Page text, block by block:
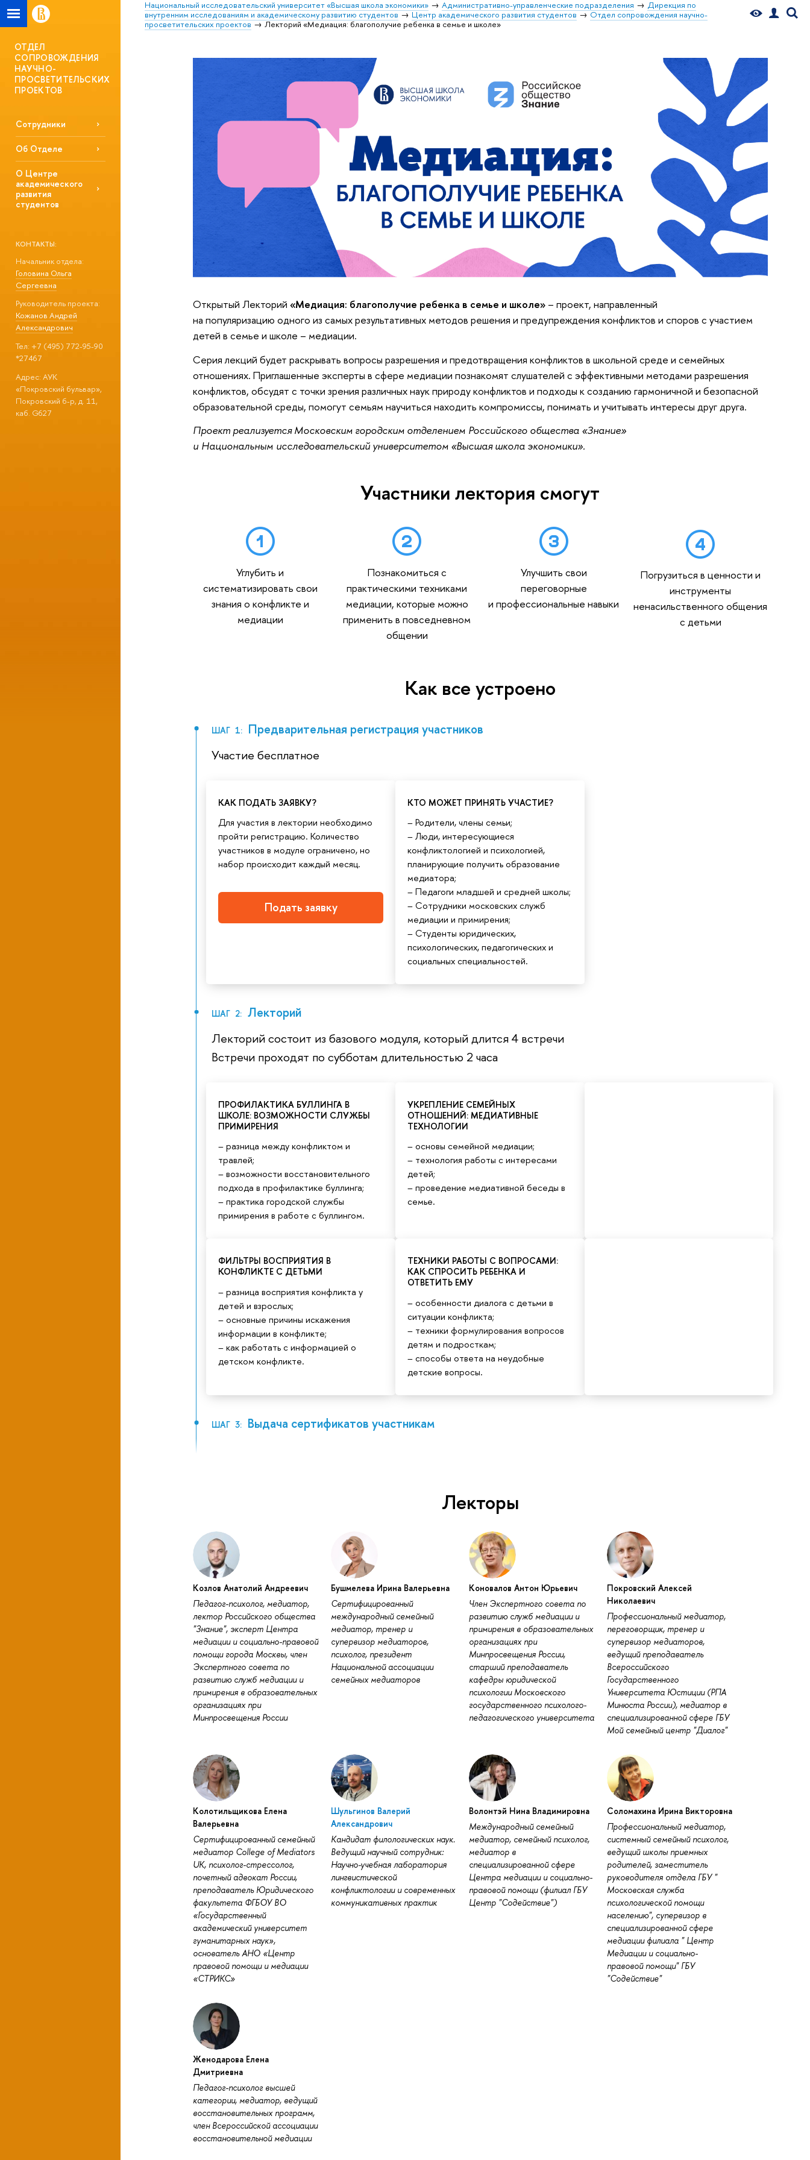
Национальный исследовательский университет «Высшая школа экономики» Административно-управленческие подразделения
Дирекция по
внутренним исследованиям и академическому развитию студентов
Центр академического развития студентов
Отдел сопровождения научно-
просветительских проектов
Лекторий «Медиация: благополучие ребенка в семье и школе»
ОТДЕЛ
СОПРОВОЖДЕНИЯ
НАУЧНО-
ПРОСВЕТИТЕЛЬСКИХ
ПРОЕКТОВ
Сотрудники
Об Отделе
О Центре
академического
развития
студентов
КОНТАКТЫ:
Начальник отдела:
Головина Ольга
Сергеевна
Руководитель проекта:
Кожанов Андрей
Александрович
Тел: +7 (495) 772-95-90
*27467
Адрес: АУК
«Покровский бульвар»,
Покровский б-р, д. 11,
каб. G627
Открытый Лекторий «Медиация: благополучие ребенка в семье и школе» – проект, направленный
на популяризацию одного из самых результативных методов решения и предупреждения конфликтов и споров с участием
детей в семье и школе – медиации.
Серия лекций будет раскрывать вопросы разрешения и предотвращения конфликтов в школьной среде и семейных
отношениях. Приглашенные эксперты в сфере медиации познакомят слушателей с эффективными методами разрешения
конфликтов, обсудят с точки зрения различных наук природу конфликтов и подходы к созданию гармоничной и безопасной
образовательной среды, помогут семьям научиться находить компромиссы, понимать и учитывать интересы друг друга.
Проект реализуется Московским городским отделением Российского общества «Знание»
и Национальным исследовательский университетом «Высшая школа экономики».
Участники лектория смогут
Углубить и
систематизировать свои
знания о конфликте и
медиации
Познакомиться с
практическими техниками
медиации, которые можно
применить в повседневном
общении
Улучшить свои
переговорные
и профессиональные навыки
Погрузиться в ценности и
инструменты
ненасильственного общения
с детьми
Как все устроено
ШАГ 1: Предварительная регистрация участников
Участие бесплатное
КАК ПОДАТЬ ЗАЯВКУ?
Для участия в лектории необходимо
пройти регистрацию. Количество
участников в модуле ограничено, но
набор происходит каждый месяц.
Подать заявку
КТО МОЖЕТ ПРИНЯТЬ УЧАСТИЕ?
– Родители, члены семьи;
– Люди, интересующиеся
конфликтологией и психологией,
планирующие получить образование
медиатора;
– Педагоги младшей и средней школы;
– Сотрудники московских служб
медиации и примирения;
– Студенты юридических,
психологических, педагогических и
социальных специальностей.
ШАГ 2: Лекторий
Лекторий состоит из базового модуля, который длится 4 встречи
Встречи проходят по субботам длительностью 2 часа
ПРОФИЛАКТИКА БУЛЛИНГА В
ШКОЛЕ: ВОЗМОЖНОСТИ СЛУЖБЫ
ПРИМИРЕНИЯ
– разница между конфликтом и
травлей;
– возможности восстановительного
подхода в профилактике буллинга;
– практика городской службы
примирения в работе с буллингом.
УКРЕПЛЕНИЕ СЕМЕЙНЫХ
ОТНОШЕНИЙ: МЕДИАТИВНЫЕ
ТЕХНОЛОГИИ
– основы семейной медиации;
– технология работы с интересами
детей;
– проведение медиативной беседы в
семье.
ФИЛЬТРЫ ВОСПРИЯТИЯ В
КОНФЛИКТЕ С ДЕТЬМИ
– разница восприятия конфликта у
детей и взрослых;
– основные причины искажения
информации в конфликте;
– как работать с информацией о
детском конфликте.
ТЕХНИКИ РАБОТЫ С ВОПРОСАМИ:
КАК СПРОСИТЬ РЕБЕНКА И
ОТВЕТИТЬ ЕМУ
– особенности диалога с детьми в
ситуации конфликта;
– техники формулирования вопросов
детям и подросткам;
– способы ответа на неудобные
детские вопросы.
ШАГ 3: Выдача сертификатов участникам
Лекторы
Козлов Анатолий Андреевич
Педагог-психолог, медиатор,
лектор Российского общества
"Знание", эксперт Центра
медиации и социально-правовой
помощи города Москвы, член
Экспертного совета по
развитию служб медиации и
примирения в образовательных
организациях при
Минпросвещения России
Бушмелева Ирина Валерьевна
Сертифицированный
международный семейный
медиатор, тренер и
супервизор медиаторов,
психолог, президент
Национальной ассоциации
семейных медиаторов
Коновалов Антон Юрьевич
Член Экспертного совета по
развитию служб медиации и
примирения в образовательных
организациях при
Минпросвещения России,
старший преподаватель
кафедры юридической
психологии Московского
государственного психолого-
педагогического университета
Покровский Алексей
Николаевич
Профессиональный медиатор,
переговорщик, тренер и
супервизор медиаторов,
ведущий преподаватель
Всероссийского
Государственного
Университета Юстиции (РПА
Минюста России), медиатор в
специализированной сфере ГБУ
Мой семейный центр "Диалог"
Колотильщикова Елена
Валерьевна
Сертифицированный семейный
медиатор College of Mediators
UK, психолог-стрессолог,
почетный адвокат России,
преподаватель Юридического
факультета ФГБОУ ВО
«Государственный
академический университет
гуманитарных наук»,
основатель АНО «Центр
правовой помощи и медиации
«СТРИКС»
Шульгинов Валерий
Александрович
Кандидат филологических наук.
Ведущий научный сотрудник:
Научно-учебная лаборатория
лингвистической
конфликтологии и современных
коммуникативных практик
Волонтэй Нина Владимировна
Международный семейный
медиатор, семейный психолог,
медиатор в
специализированной сфере
Центра медиации и социально-
правовой помощи (филиал ГБУ
Центр "Содействие")
Соломахина Ирина Викторовна
Профессиональный медиатор,
системный семейный психолог,
ведущий школы приемных
родителей, заместитель
руководителя отдела ГБУ "
Московская служба
психологической помощи
населению", супервизор в
специализированной сфере
медиации филиала " Центр
Медиации и социально-
правовой помощи" ГБУ
"Содействие"
Женодарова Елена
Дмитриевна
Педагог-психолог высшей
категории, медиатор, ведущий
восстановительных программ,
член Всероссийской ассоциации
восстановительной медиации